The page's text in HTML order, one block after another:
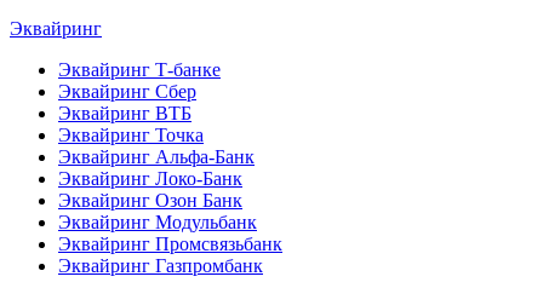
Эквайринг
Эквайринг Т-банке
Эквайринг Сбер
Эквайринг ВТБ
Эквайринг Точка
Эквайринг Альфа-Банк
Эквайринг Локо-Банк
Эквайринг Озон Банк
Эквайринг Модульбанк
Эквайринг Промсвязьбанк
Эквайринг Газпромбанк